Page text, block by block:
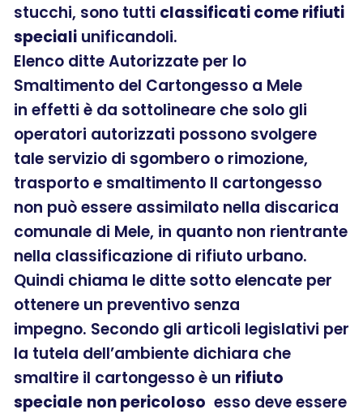
stucchi, sono tutti classificati come rifiuti
speciali unificandoli.
Elenco ditte Autorizzate per lo
Smaltimento del Cartongesso a Mele
in effetti è da sottolineare che solo gli
operatori autorizzati possono svolgere
tale servizio di sgombero o rimozione,
trasporto e smaltimento Il cartongesso
non può essere assimilato nella discarica
comunale di Mele, in quanto non rientrante
nella classificazione di rifiuto urbano.
Quindi chiama le ditte sotto elencate per
ottenere un preventivo senza
impegno. Secondo gli articoli legislativi per
la tutela dell’ambiente dichiara che
smaltire il cartongesso è un rifiuto
speciale non pericoloso esso deve essere